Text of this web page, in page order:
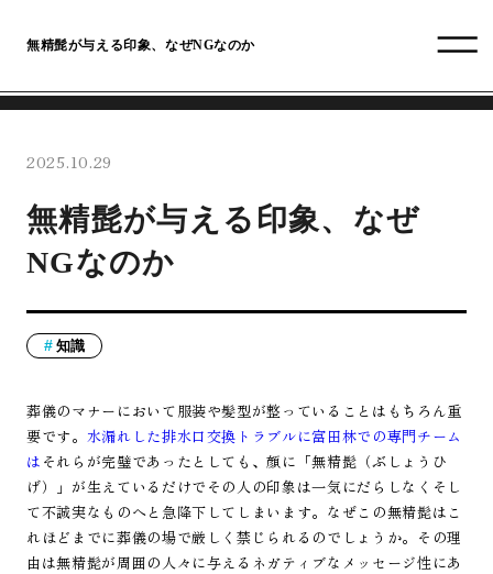
無精髭が与える印象、なぜNGなのか
2025.10.29
無精髭が与える印象、なぜ
NGなのか
知識
葬儀のマナーにおいて服装や髪型が整っていることはもちろん重
要です。 水漏れした排水口交換トラブルに富田林での専門チーム
は それらが完璧であったとしても、顔に「無精髭（ぶしょうひ
げ）」が生えているだけでその人の印象は一気にだらしなくそし
て不誠実なものへと急降下してしまいます。なぜこの無精髭はこ
れほどまでに葬儀の場で厳しく禁じられるのでしょうか。その理
由は無精髭が周囲の人々に与えるネガティブなメッセージ性にあ